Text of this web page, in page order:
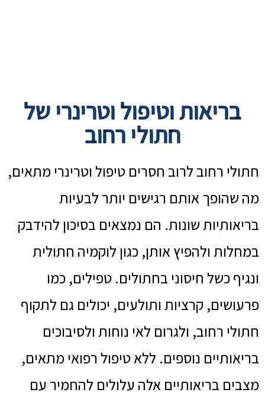
בריאות וטיפול וטרינרי של
חתולי רחוב
חתולי רחוב לרוב חסרים טיפול וטרינרי מתאים,
מה שהופך אותם רגישים יותר לבעיות
בריאותיות שונות. הם נמצאים בסיכון להידבק
במחלות ולהפיץ אותן, כגון לוקמיה חתולית
ונגיף כשל חיסוני בחתולים. טפילים, כמו
פרעושים, קרציות ותולעים, יכולים גם לתקוף
חתולי רחוב, ולגרום לאי נוחות ולסיבוכים
בריאותיים נוספים. ללא טיפול רפואי מתאים,
מצבים בריאותיים אלה עלולים להחמיר עם